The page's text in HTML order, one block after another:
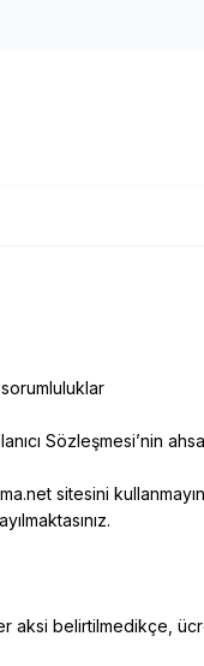
Sözleşmesi’nin
sitesini
aksi belirtilmedikçe,